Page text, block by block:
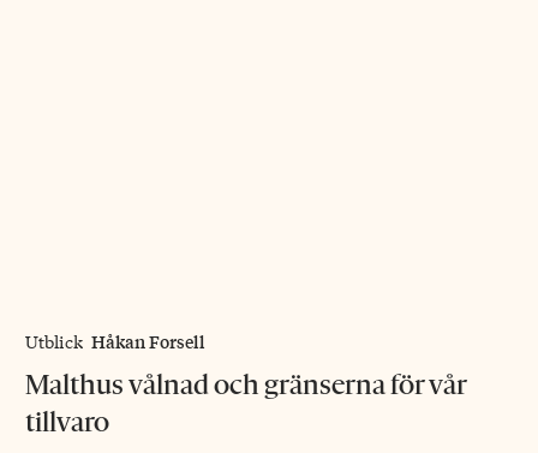
Utblick Håkan Forsell
Malthus vålnad och gränserna för vår
tillvaro